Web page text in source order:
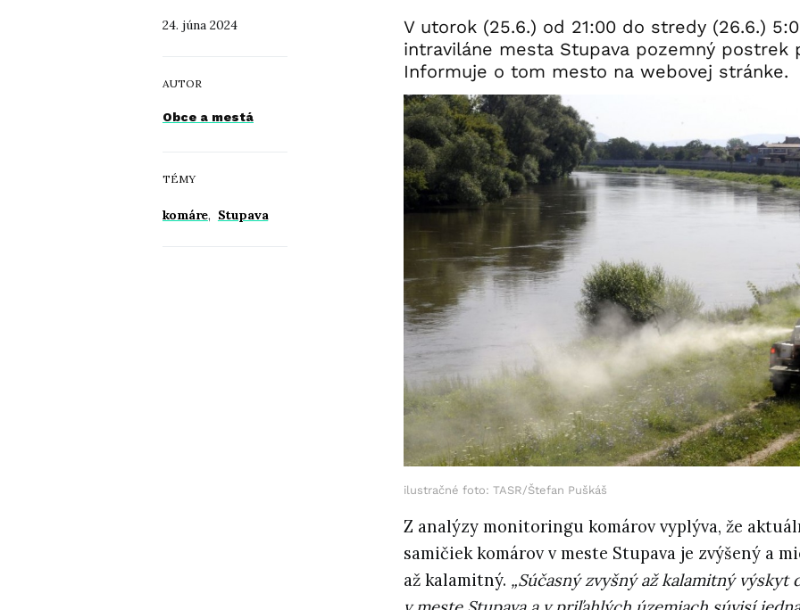
24. júna 2024
AUTOR
Obce a mestá
TÉMY
komáre, Stupava
V utorok (25.6.) od 21:00 do stredy (26.6.)
intraviláne mesta Stupava pozemný postrek
Informuje o tom mesto na webovej stránke.
ilustračné foto: TASR/Štefan Puškáš
Z analýzy monitoringu komárov vyplýva, že
samičiek komárov v meste Stupava je zvýšený a
až kalamitný. „Súčasný zvyšný až kalamitný výskyt